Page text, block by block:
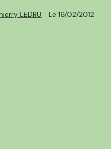
LEDRU Le 16/02/2012